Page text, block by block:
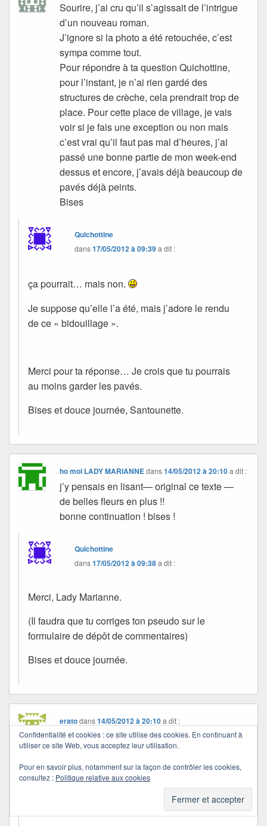
Sourire, j’ai cru qu’il s’agissait de l’intrigue
d’un nouveau roman.
J’ignore si la photo a été retouchée, c’est
sympa comme tout.
Pour répondre à ta question Quichottine,
pour l’instant, je n’ai rien gardé des
structures de crèche, cela prendrait trop de
place. Pour cette place de village, je vais
voir si je fais une exception ou non mais
c’est vrai qu’il faut pas mal d’heures, j’ai
passé une bonne partie de mon week-end
dessus et encore, j’avais déjà beaucoup de
pavés déjà peints.
Bises
Quichottine
dans17/05/2012 à 09:39a dit :
ça pourrait… mais non.
Je suppose qu’elle l’a été, mais j’adore le rendu
de ce « bidouillage ».
Merci pour ta réponse… Je crois que tu pourrais
au moins garder les pavés.
Bises et douce journée, Santounette.
ho moi LADY MARIANNEdans14/05/2012 à 20:10 a dit :
j’y pensais en lisant— original ce texte —
de belles fleurs en plus !!
bonne continuation ! bises !
Quichottine
dans17/05/2012 à 09:38a dit :
Merci, Lady Marianne.
(Il faudra que tu corriges ton pseudo sur le
formulaire de dépôt de commentaires)
Bises et douce journée.
eratodans14/05/2012 à 20:10 a dit :
C’est adorable et tendre …. j’aime beaucoup
….le résultat est original!!!
Douce soirée, bisous Quichottine
a dit :
Confidentialité et cookies : ce site utilise des cookies. En continuant à
utiliser ce site Web, vous acceptez leur utilisation.
Pour en savoir plus, notamment sur la façon de contrôler les cookies,
consultez : Politique relative aux cookies